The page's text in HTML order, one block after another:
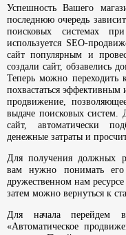
Успешность Вашего
последнюю очередь
поисковых системах
используется SEO-
сайт популярным и
создали сайт, обзавелись
Теперь можно
похвастаться эффективным
продвижение,
выдаче поисковых
сайт, автоматически
денежные затраты и
Для получения должных
вам нужно понимать
дружественном нам ресурсе
затем можно вернуться к
Для начала перейдем
«Автоматическое